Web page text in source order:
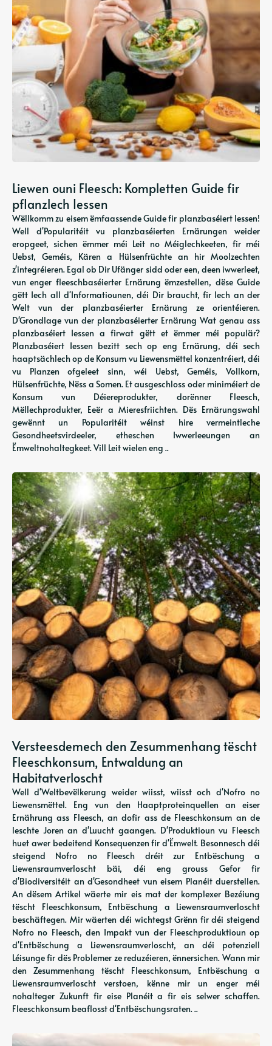
Liewen ouni Fleesch: Kompletten Guide fir
pflanzlech Iessen
Wëllkomm zu eisem ëmfaassende Guide fir planzbaséiert Iessen!
Well d'Popularitéit vu planzbaséierten Ernärungen weider
eropgeet, sichen ëmmer méi Leit no Méiglechkeeten, fir méi
Uebst, Geméis, Kären a Hülsenfrüchte an hir Moolzechten
z'integréieren. Egal ob Dir Ufänger sidd oder een, deen iwwerleet,
vun enger fleeschbaséierter Ernärung ëmzestellen, dëse Guide
gëtt Iech all d'Informatiounen, déi Dir braucht, fir Iech an der
Welt vun der planzbaséierter Ernärung ze orientéieren.
D'Grondlage vun der planzbaséierter Ernärung Wat genau ass
planzbaséiert Iessen a firwat gëtt et ëmmer méi populär?
Planzbaséiert Iessen bezitt sech op eng Ernärung, déi sech
haaptsächlech op de Konsum vu Liewensmëttel konzentréiert, déi
vu Planzen ofgeleet sinn, wéi Uebst, Geméis, Vollkorn,
Hülsenfrüchte, Nëss a Somen. Et ausgeschloss oder miniméiert de
Konsum vun Déiereprodukter, dorënner Fleesch,
Mëllechprodukter, Eeër a Mieresfriichten. Dës Ernärungswahl
gewënnt un Popularitéit wéinst hire vermeintleche
Gesondheetsvirdeeler, etheschen Iwwerleeungen an
Ëmweltnohaltegkeet. Vill Leit wielen eng ..
Versteesdemech den Zesummenhang tëscht
Fleeschkonsum, Entwaldung an
Habitatverloscht
Well d'Weltbevëlkerung weider wiisst, wiisst och d'Nofro no
Liewensmëttel. Eng vun den Haaptproteinquellen an eiser
Ernährung ass Fleesch, an dofir ass de Fleeschkonsum an de
leschte Joren an d'Luucht gaangen. D'Produktioun vu Fleesch
huet awer bedeitend Konsequenzen fir d'Ëmwelt. Besonnesch déi
steigend Nofro no Fleesch dréit zur Entbëschung a
Liewensraumverloscht bäi, déi eng grouss Gefor fir
d'Biodiversitéit an d'Gesondheet vun eisem Planéit duerstellen.
An dësem Artikel wäerte mir eis mat der komplexer Bezéiung
tëscht Fleeschkonsum, Entbëschung a Liewensraumverloscht
beschäftegen. Mir wäerten déi wichtegst Grënn fir déi steigend
Nofro no Fleesch, den Impakt vun der Fleeschproduktioun op
d'Entbëschung a Liewensraumverloscht, an déi potenziell
Léisunge fir dës Problemer ze reduzéieren, ënnersichen. Wann mir
den Zesummenhang tëscht Fleeschkonsum, Entbëschung a
Liewensraumverloscht verstoen, kënne mir un enger méi
nohalteger Zukunft fir eise Planéit a fir eis selwer schaffen.
Fleeschkonsum beaflosst d'Entbëschungsraten. ..